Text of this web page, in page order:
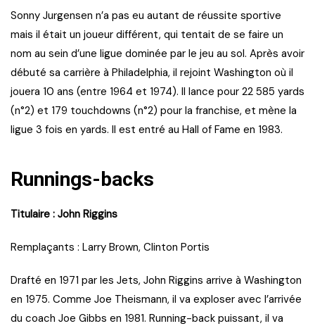
Sonny Jurgensen n’a pas eu autant de réussite sportive
mais il était un joueur différent, qui tentait de se faire un
nom au sein d’une ligue dominée par le jeu au sol. Après avoir
débuté sa carrière à Philadelphia, il rejoint Washington où il
jouera 10 ans (entre 1964 et 1974). Il lance pour 22 585 yards
(n°2) et 179 touchdowns (n°2) pour la franchise, et mène la
ligue 3 fois en yards. Il est entré au Hall of Fame en 1983.
Runnings-backs
Titulaire : John Riggins
Remplaçants : Larry Brown, Clinton Portis
Drafté en 1971 par les Jets, John Riggins arrive à Washington
en 1975. Comme Joe Theismann, il va exploser avec l’arrivée
du coach Joe Gibbs en 1981. Running-back puissant, il va